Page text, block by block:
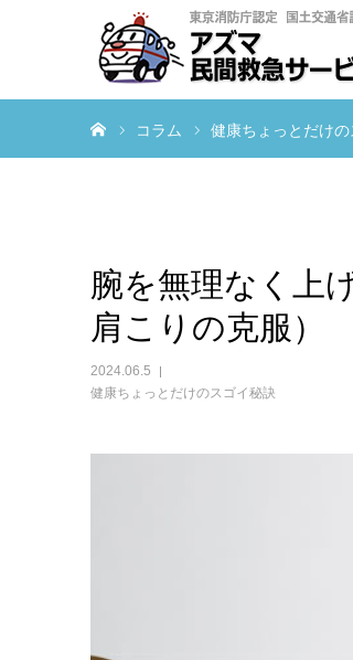
コラム 健康ちょっとだけ
腕を無理なく上
肩こりの克服）
2024.06.5
健康ちょっとだけのスゴイ秘訣